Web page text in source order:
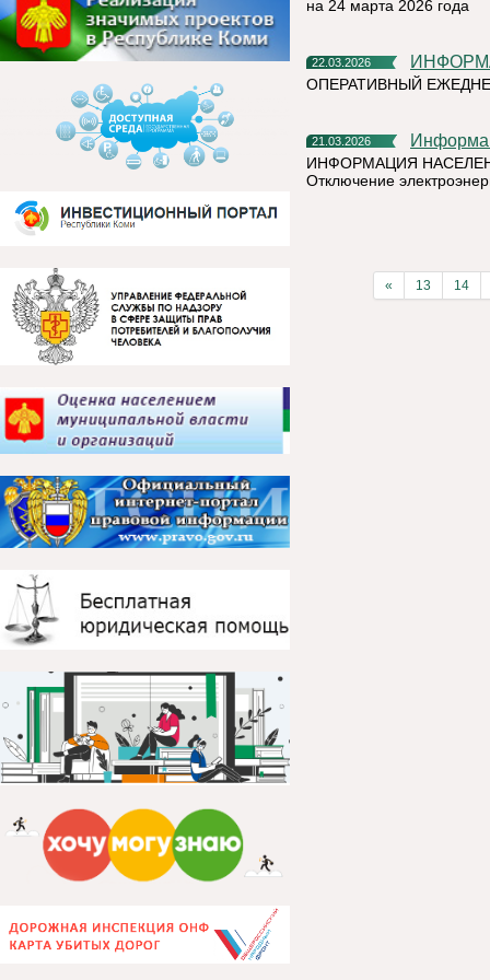
на 24 марта 2026 года
22.03.2026
ОПЕРАТИВНЫЙ
21.03.2026
ИНФОРМАЦИЯ
Отключение
« 13 14